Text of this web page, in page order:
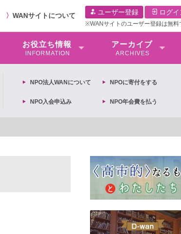
〉 WANサイトについて ユーザー登録 ログイ
※WANサイトのユーザー登録は無料
お役⽴ち情報
INFORMATION
アーカイブ
ARCHIVES
NPO法⼈WANについて NPOに寄付をする
NPO入会申込み NPO年会費を払う